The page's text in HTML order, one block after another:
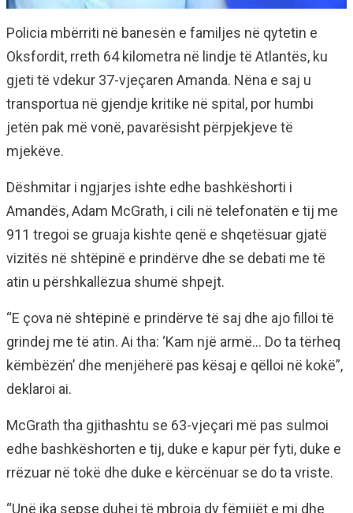
Policia mbërriti në banesën e familjes në qytetin e
Oksfordit, rreth 64 kilometra në lindje të Atlantës, ku
gjeti të vdekur 37-vjeçaren Amanda. Nëna e saj u
transportua në gjendje kritike në spital, por humbi
jetën pak më vonë, pavarësisht përpjekjeve të
mjekëve.
Dëshmitar i ngjarjes ishte edhe bashkëshorti i
Amandës, Adam McGrath, i cili në telefonatën e tij me
911 tregoi se gruaja kishte qenë e shqetësuar gjatë
vizitës në shtëpinë e prindërve dhe se debati me të
atin u përshkallëzua shumë shpejt.
“E çova në shtëpinë e prindërve të saj dhe ajo filloi të
grindej me të atin. Ai tha: ‘Kam një armë… Do ta tërheq
këmbëzën’ dhe menjëherë pas kësaj e qëlloi në kokë”,
deklaroi ai.
McGrath tha gjithashtu se 63-vjeçari më pas sulmoi
edhe bashkëshorten e tij, duke e kapur për fyti, duke e
rrëzuar në tokë dhe duke e kërcënuar se do ta vriste.
“Unë ika sepse duhej të mbroja dy fëmijët e mi dhe